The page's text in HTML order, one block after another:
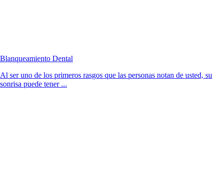
Blanqueamiento Dental
Al ser uno de los primeros rasgos que las personas notan de usted, su
sonrisa puede tener ...